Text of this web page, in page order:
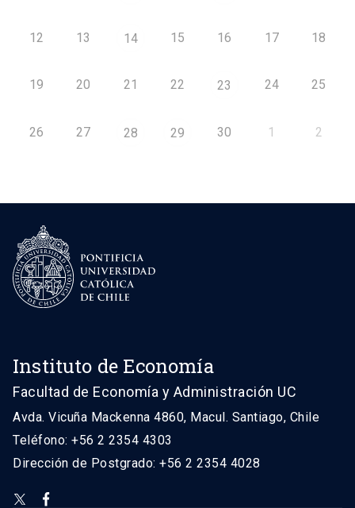
12 13 14 15 16 17 18
19 20 21 22 23 24 25
26 27 28 29 30 1 2
Instituto de Economía
Facultad de Economía y Administración UC
Avda. Vicuña Mackenna 4860, Macul. Santiago, Chile
Teléfono: +56 2 2354 4303
Dirección de Postgrado: +56 2 2354 4028